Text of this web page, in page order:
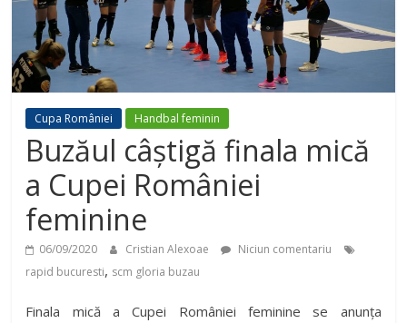
Cupa României Handbal feminin
Buzăul câștigă finala mică
a Cupei României
feminine
06/09/2020 Cristian Alexoae
Niciun comentariu
rapid bucuresti, scm gloria buzau
Finala mică a Cupei României feminine se anunța